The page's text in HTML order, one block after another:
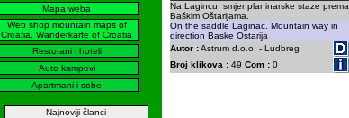
Mapa weba
Web shop mountain maps of
Croatia, Wanderkarte of Croatia
Restorani i hoteli
Auto kampovi
Apartmani i sobe
Najnoviji članci
Na Lagincu, smjer planinarske staze prema
Baškim Oštarijama.
On the saddle Laginac. Mountain way in
direction Baske Ostarija
Autor :Astrum d.o.o. - Ludbreg
Broj klikova : 49 Com : 0